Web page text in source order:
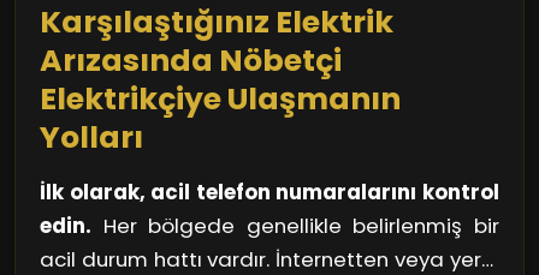
evinizdeki bir priz çalışmadığında, hemen
yanınızda onları buluyorsunuz.
çözümler ürettikleri için, gecenin karanlığını
yok etmede önemli bir rol oynuyorlar. Siz
düşüncelerde kaybolmuşken, onlar sorunun
üzerine gidiyor ve kısa sürede çözüm üretiyor.
Sanayi bölgesinin geceleri, bu cesur nöbetçi
elektrikçiler sayesinde ışıl ışıl. Bir kahramanın
kollarında hayata devam etmek, bu kadar
kolay olabiliyor!
Karşılaştığınız Elektrik
Arızasında Nöbetçi
Elektrikçiye Ulaşmanın
Yolları
İlk olarak, acil telefon numaralarını kontrol
edin. Her bölgede genellikle belirlenmiş bir
acil durum hattı vardır. İnternetten veya yerel